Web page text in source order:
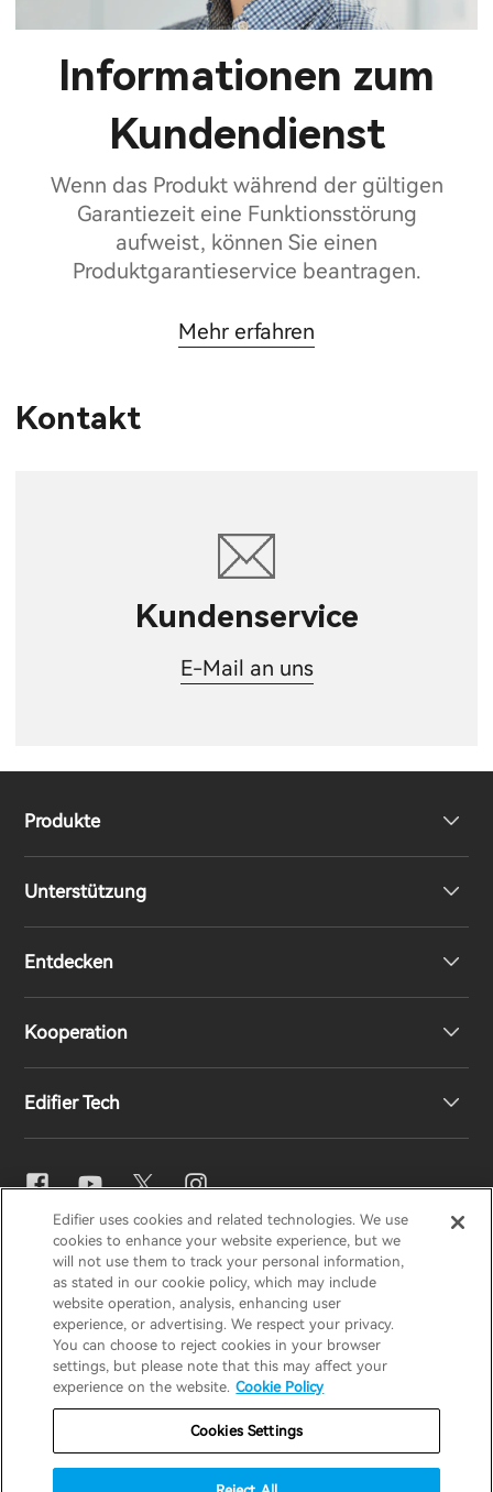
Informationen zum
Kundendienst
Wenn das Produkt während der gültigen
Garantiezeit eine Funktionsstörung
aufweist, können Sie einen
Produktgarantieservice beantragen.
Mehr erfahren
Kontakt
Kundenservice
E-Mail an uns
Produkte
Unterstützung
EU-Konformitätserklärung
Entdecken
Unsere Geschichte
Kooperation
Vertriebspartner werden
Edifier Tech
EQ-Einstellungen
Snapdragon Sound™
Musikstreaming
EDIFIERAIRPULSESTAXHECATE
DatenschutzhinweisCookie-Hinweis
Garantiebedingungen
Nutzungsbedingungen
Germany / Deutsch
Edifier uses cookies and related technologies. We use
cookies to enhance your website experience, but we
will not use them to track your personal information,
as stated in our cookie policy, which may include
website operation, analysis, enhancing user
experience, or advertising. We respect your privacy.
You can choose to reject cookies in your browser
settings, but please note that this may affect your
experience on the website. Cookie Policy
Cookies Settings